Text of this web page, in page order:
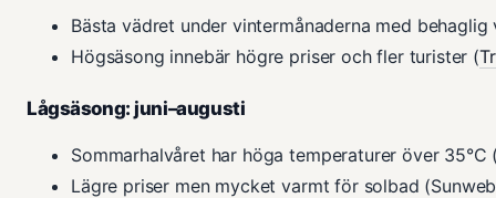
Bästa vädret under vintermånaderna med
Högsäsong innebär högre priser och fler turister (
Lågsäsong: juni–augusti
Sommarhalvåret har höga temperaturer över
Lägre priser men mycket varmt för solbad